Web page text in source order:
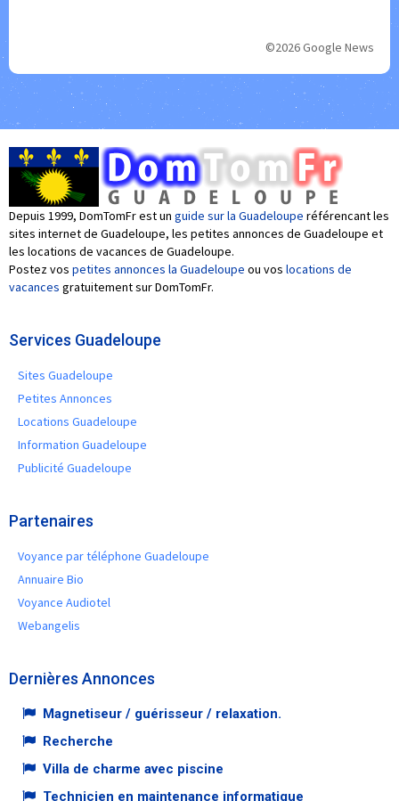
©2026 Google News
Depuis 1999, DomTomFr est un guide sur la Guadeloupe référencant les
sites internet de Guadeloupe, les petites annonces de Guadeloupe et
les locations de vacances de Guadeloupe.
Postez vos petites annonces la Guadeloupe ou vos locations de
vacances gratuitement sur DomTomFr.
Services Guadeloupe
Sites Guadeloupe
Petites Annonces
Locations Guadeloupe
Information Guadeloupe
Publicité Guadeloupe
Partenaires
Voyance par téléphone Guadeloupe
Annuaire Bio
Voyance Audiotel
Webangelis
Dernières Annonces
Magnetiseur / guérisseur / relaxation.
Recherche
Villa de charme avec piscine
Technicien en maintenance informatique